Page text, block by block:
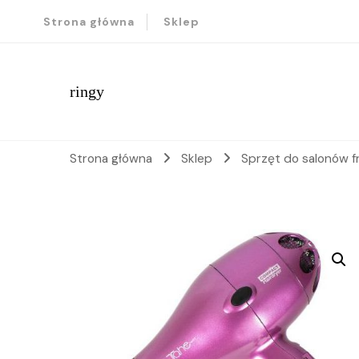
Strona główna Sklep
ringy
Strona główna Sklep Sprzęt do salonów